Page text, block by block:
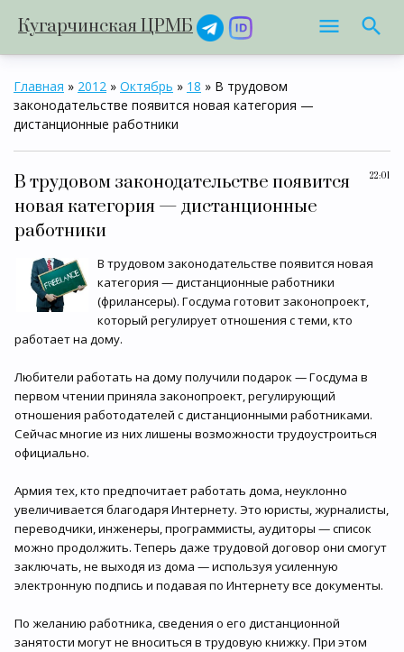
Кугарчинская ЦРМБ
Главная » 2012 » Октябрь » 18 » В трудовом
законодательстве появится новая категория —
дистанционные работники
22:01
В трудовом законодательстве появится
новая категория — дистанционные
работники
В трудовом законодательстве появится новая
категория — дистанционные работники
(фрилансеры). Госдума готовит законопроект,
который регулирует отношения с теми, кто
работает на дому.
Любители работать на дому получили подарок — Госдума в
первом чтении приняла законопроект, регулирующий
отношения работодателей с дистанционными работниками.
Сейчас многие из них лишены возможности трудоустроиться
официально.
Армия тех, кто предпочитает работать дома, неуклонно
увеличивается благодаря Интернету. Это юристы, журналисты,
переводчики, инженеры, программисты, аудиторы — список
можно продолжить. Теперь даже трудовой договор они смогут
заключать, не выходя из дома — используя усиленную
электронную подпись и подавая по Интернету все документы.
По желанию работника, сведения о его дистанционной
занятости могут не вноситься в трудовую книжку. При этом